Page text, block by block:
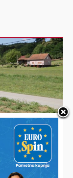
NOGE
od
bi prehranio